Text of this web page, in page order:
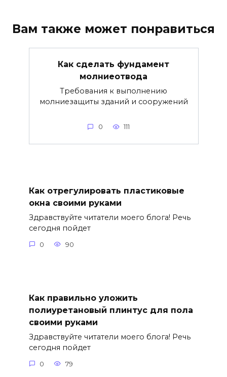
Вам также может понравиться
Как сделать фундамент
молниеотвода
Требования к выполнению
молниезащиты зданий и сооружений
0 111
Как отрегулировать пластиковые
окна своими руками
Здравствуйте читатели моего блога! Речь
сегодня пойдет
0 90
Как правильно уложить
полиуретановый плинтус для пола
своими руками
Здравствуйте читатели моего блога! Речь
сегодня пойдет
0 79